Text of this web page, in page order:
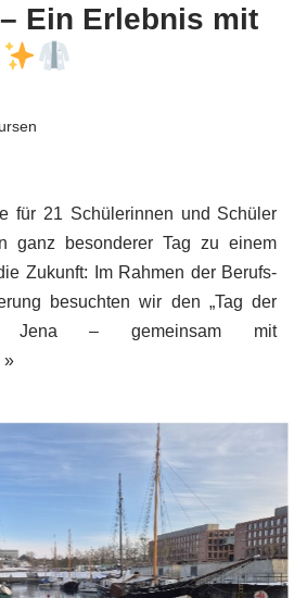
Ein Erlebnis mit
für 21 Schülerinnen und Schüler
ganz besonderer Tag zu einem
Zukunft: Im Rahmen der Berufs-
besuchten wir den „Tag der
Jena – gemeinsam mit
»